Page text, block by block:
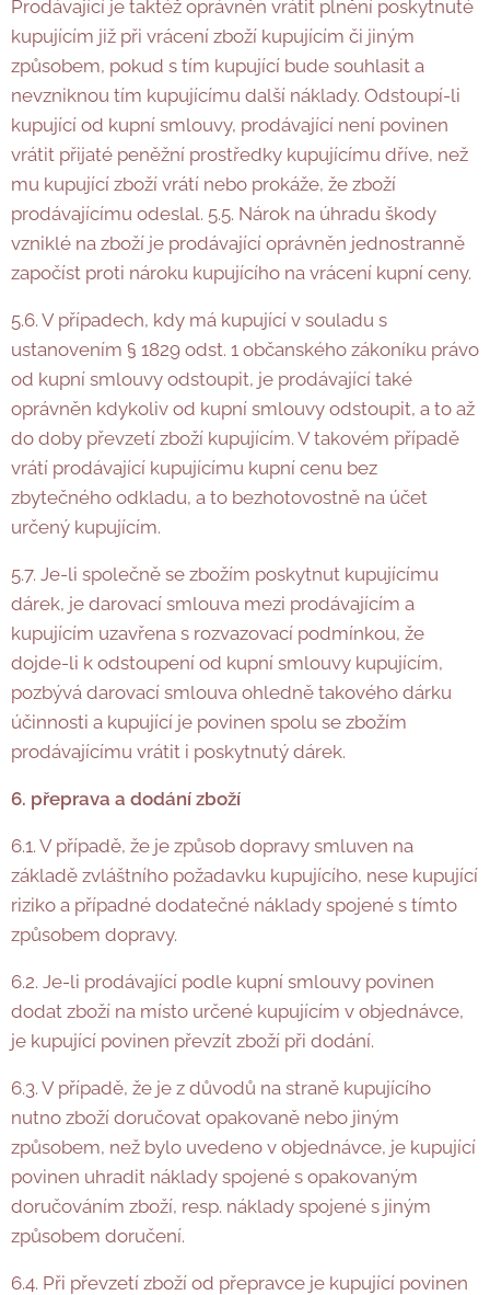
Prodávající je taktéž oprávněn vrátit plnění poskytnuté
kupujícím již při vrácení zboží kupujícím či jiným
způsobem, pokud s tím kupující bude souhlasit a
nevzniknou tím kupujícímu další náklady. Odstoupí-li
kupující od kupní smlouvy, prodávající není povinen
vrátit přijaté peněžní prostředky kupujícímu dříve, než
mu kupující zboží vrátí nebo prokáže, že zboží
prodávajícímu odeslal. 5.5. Nárok na úhradu škody
vzniklé na zboží je prodávající oprávněn jednostranně
započíst proti nároku kupujícího na vrácení kupní ceny.
5.6. V případech, kdy má kupující v souladu s
ustanovením § 1829 odst. 1 občanského zákoníku právo
od kupní smlouvy odstoupit, je prodávající také
oprávněn kdykoliv od kupní smlouvy odstoupit, a to až
do doby převzetí zboží kupujícím. V takovém případě
vrátí prodávající kupujícímu kupní cenu bez
zbytečného odkladu, a to bezhotovostně na účet
určený kupujícím.
5.7. Je-li společně se zbožím poskytnut kupujícímu
dárek, je darovací smlouva mezi prodávajícím a
kupujícím uzavřena s rozvazovací podmínkou, že
dojde-li k odstoupení od kupní smlouvy kupujícím,
pozbývá darovací smlouva ohledně takového dárku
účinnosti a kupující je povinen spolu se zbožím
prodávajícímu vrátit i poskytnutý dárek.
6. přeprava a dodání zboží
6.1. V případě, že je způsob dopravy smluven na
základě zvláštního požadavku kupujícího, nese kupující
riziko a případné dodatečné náklady spojené s tímto
způsobem dopravy.
6.2. Je-li prodávající podle kupní smlouvy povinen
dodat zboží na místo určené kupujícím v objednávce,
je kupující povinen převzít zboží při dodání.
6.3. V případě, že je z důvodů na straně kupujícího
nutno zboží doručovat opakovaně nebo jiným
způsobem, než bylo uvedeno v objednávce, je kupující
povinen uhradit náklady spojené s opakovaným
doručováním zboží, resp. náklady spojené s jiným
způsobem doručení.
6.4. Při převzetí zboží od přepravce je kupující povinen